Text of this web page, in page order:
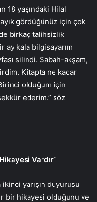
18 yaşındaki Hilal
gördüğünüz için çok
birkaç talihsizlik
ay kala bilgisayarım
silindi. Sabah-akşam,
Kitapta ne kadar
olduğum için
ederim.” söz
Vardır”
yarışın duyurusu
bir hikayesi olduğunu ve